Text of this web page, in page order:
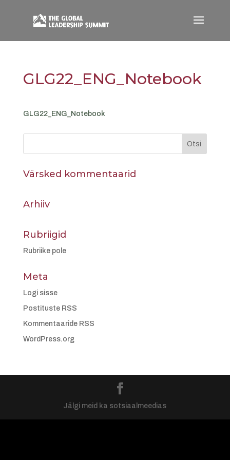
GLG22_ENG_Notebook
GLG22_ENG_Notebook
Värsked kommentaarid
Arhiiv
Rubriigid
Rubriike pole
Meta
Logi sisse
Postituste RSS
Kommentaaride RSS
WordPress.org
Jälgi meid ka sotsiaalmeedias